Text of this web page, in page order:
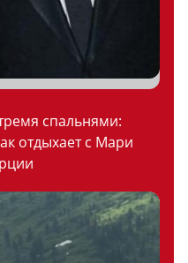
спальнями:
отдыхает с Мари